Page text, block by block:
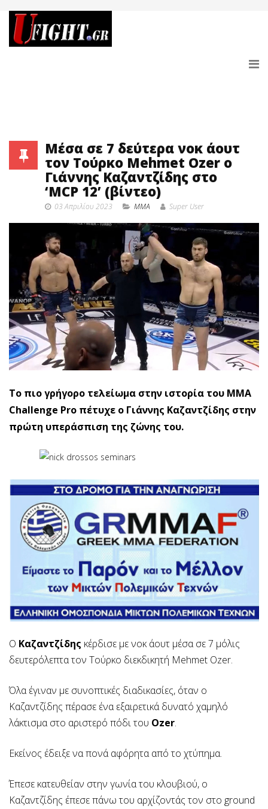
Μέσα σε 7 δεύτερα νοκ άουτ
τον Τούρκο Mehmet Ozer ο
Γιάννης Καζαντζίδης στο
‘MCP 12’ (βίντεο)
03 Απριλίου 2023 MMA Super User
Το πιο γρήγορο τελείωμα στην ιστορία του MMA
Challenge Pro πέτυχε ο Γιάννης Καζαντζίδης στην
πρώτη υπεράσπιση της ζώνης του.
Ο Καζαντζίδης κέρδισε με νοκ άουτ μέσα σε 7 μόλις
δευτερόλεπτα τον Τούρκο διεκδικητή Mehmet Ozer.
Όλα έγιναν με συνοπτικές διαδικασίες, όταν ο
Καζαντζίδης πέρασε ένα εξαιρετικά δυνατό χαμηλό
λάκτισμα στο αριστερό πόδι του Ozer.
Εκείνος έδειξε να πονά αφόρητα από το χτύπημα.
Έπεσε κατευθείαν στην γωνία του κλουβιού, ο
Καζαντζίδης έπεσε πάνω του αρχίζοντάς τον στο ground